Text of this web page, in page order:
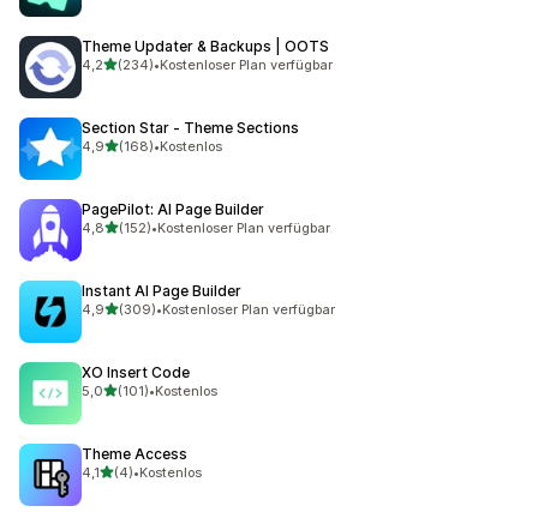
Theme Updater & Backups | OOTS
4,2von 5 Sternen
(234)
234 Rezensionen insgesamt
•Kostenloser Plan verfügbar
Section Star ‑ Theme Sections
4,9von 5 Sternen
(168)
168 Rezensionen insgesamt
•Kostenlos
PagePilot: AI Page Builder
4,8von 5 Sternen
(152)
152 Rezensionen insgesamt
•Kostenloser Plan verfügbar
Instant AI Page Builder
4,9von 5 Sternen
(309)
309 Rezensionen insgesamt
•Kostenloser Plan verfügbar
XO Insert Code
5,0von 5 Sternen
(101)
101 Rezensionen insgesamt
•Kostenlos
Theme Access
4,1von 5 Sternen
(4)
4 Rezensionen insgesamt
•Kostenlos